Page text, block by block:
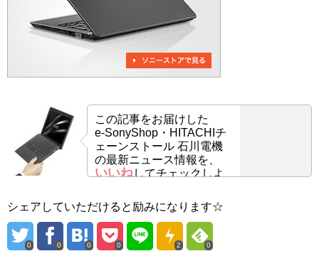
この記事をお届けした
e-SonyShop・HITACHIチ
ェーンストール 石川電機
の最新ニュース情報を、
いいねしてチェックしよ
シェアしていただけると励みになります☆
0 0 0 0 2 0